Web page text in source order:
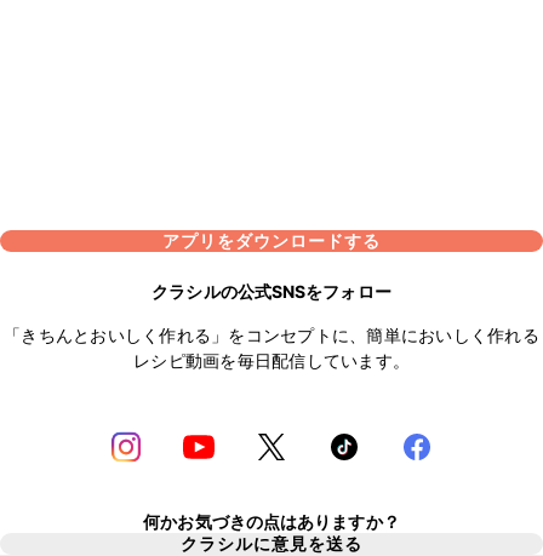
アプリをダウンロードする
クラシルの公式SNSをフォロー
「きちんとおいしく作れる」をコンセプトに、簡単においしく作れる
レシピ動画を毎日配信しています。
何かお気づきの点はありますか？
クラシルに意見を送る